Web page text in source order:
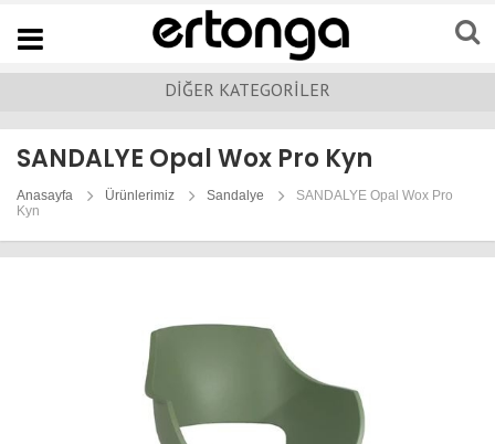
Navigation
DİĞER KATEGORİLER
SANDALYE Opal Wox Pro Kyn
Anasayfa Ürünlerimiz Sandalye
SANDALYE Opal Wox Pro
Kyn